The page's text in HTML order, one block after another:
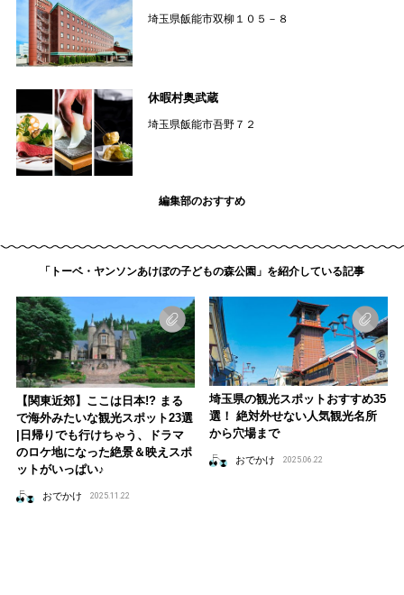
埼玉県飯能市双柳１０５－８
休暇村奥武蔵
埼玉県飯能市吾野７２
編集部のおすすめ
「トーベ・ヤンソンあけぼの子どもの森公園」を紹介している記事
【関東近郊】ここは日本!? まる
で海外みたいな観光スポット23選
|日帰りでも行けちゃう、ドラマ
のロケ地になった絶景＆映えスポ
ットがいっぱい♪
おでかけ 2025.11.22
埼玉県の観光スポットおすすめ35
選！ 絶対外せない人気観光名所
から穴場まで
おでかけ 2025.06.22